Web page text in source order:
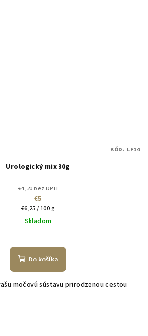
Urologický mix 80g
€4,20 bez DPH
€5
Jednotková
cena:
€6,25 / 100 g
Skladom
Do košíka
močovú sústavu prirodzenou cestou
KÓD: LF14